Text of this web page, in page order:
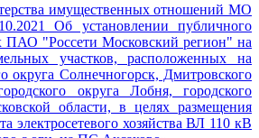
имущественных отношений МО
Об установлении публичного
ПАО "Россети Московский регион" на
участков, расположенных на
округа Солнечногорск, Дмитровского
округа Лобня, городского
области, в целях размещения
электросетевого хозяйства ВЛ 110 кВ